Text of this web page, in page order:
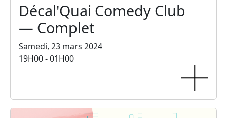
Décal'Quai Comedy Club
— Complet
Samedi, 23 mars 2024
19H00 - 01H00